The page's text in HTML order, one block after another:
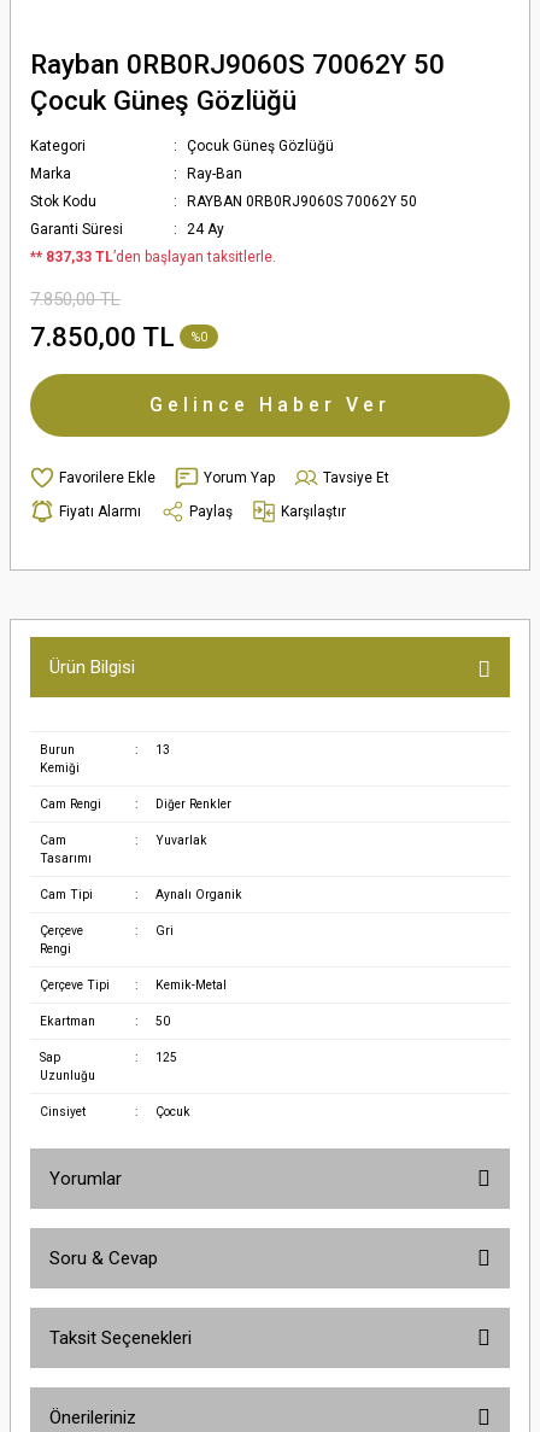
Rayban 0RB0RJ9060S 70062Y 50
Çocuk Güneş Gözlüğü
Kategori
Çocuk Güneş Gözlüğü
Marka
Ray-Ban
Stok Kodu
RAYBAN 0RB0RJ9060S 70062Y 50
Garanti Süresi
24 Ay
** 837,33 TL’den başlayan taksitlerle.
7.850,00 TL
7.850,00 TL %0
Gelince Haber Ver
Yorum Yap
Tavsiye Et
Fiyatı Alarmı
Paylaş Karşılaştır
Ürün Bilgisi
Burun
Kemiği
: 13
Cam Rengi : Diğer Renkler
Cam
Tasarımı
: Yuvarlak
Cam Tipi : Aynalı Organik
Çerçeve
Rengi
: Gri
Çerçeve Tipi : Kemik-Metal
Ekartman : 50
Sap
Uzunluğu
: 125
Cinsiyet : Çocuk
Yorumlar
Soru & Cevap
Taksit Seçenekleri
Önerileriniz